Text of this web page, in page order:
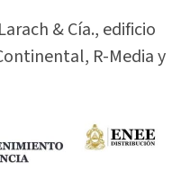
& Cía., edificio
R-Media y